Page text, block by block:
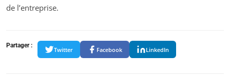
de l’entreprise.
Partager :
Twitter Facebook LinkedIn